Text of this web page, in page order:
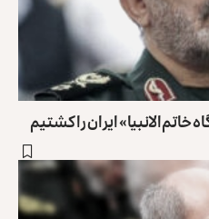
ایران را کشتیم